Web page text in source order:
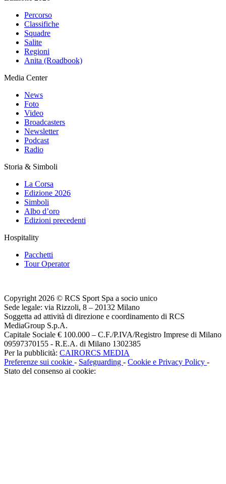
Percorso
Classifiche
Squadre
Salite
Regioni
Anita (Roadbook)
Media Center
News
Foto
Video
Broadcasters
Newsletter
Podcast
Radio
Storia & Simboli
La Corsa
Edizione 2026
Simboli
Albo d’oro
Edizioni precedenti
Hospitality
Pacchetti
Tour Operator
Copyright 2026 © RCS Sport Spa a socio unico
Sede legale: via Rizzoli, 8 – 20132 Milano
Soggetta ad attività di direzione e coordinamento di RCS
MediaGroup S.p.A.
Capitale Sociale € 100.000 – C.F./P.IVA/Registro Imprese di Milano
09597370155 - R.E.A. di Milano 1302385
Per la pubblicità: CAIRORCS MEDIA
Preferenze sui cookie - Safeguarding - Cookie e Privacy Policy -
Stato del consenso ai cookie: